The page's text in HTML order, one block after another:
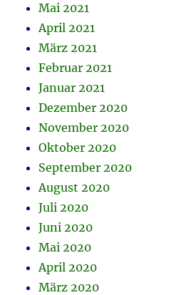
Mai 2021
April 2021
März 2021
Februar 2021
Januar 2021
Dezember 2020
November 2020
Oktober 2020
September 2020
August 2020
Juli 2020
Juni 2020
Mai 2020
April 2020
März 2020